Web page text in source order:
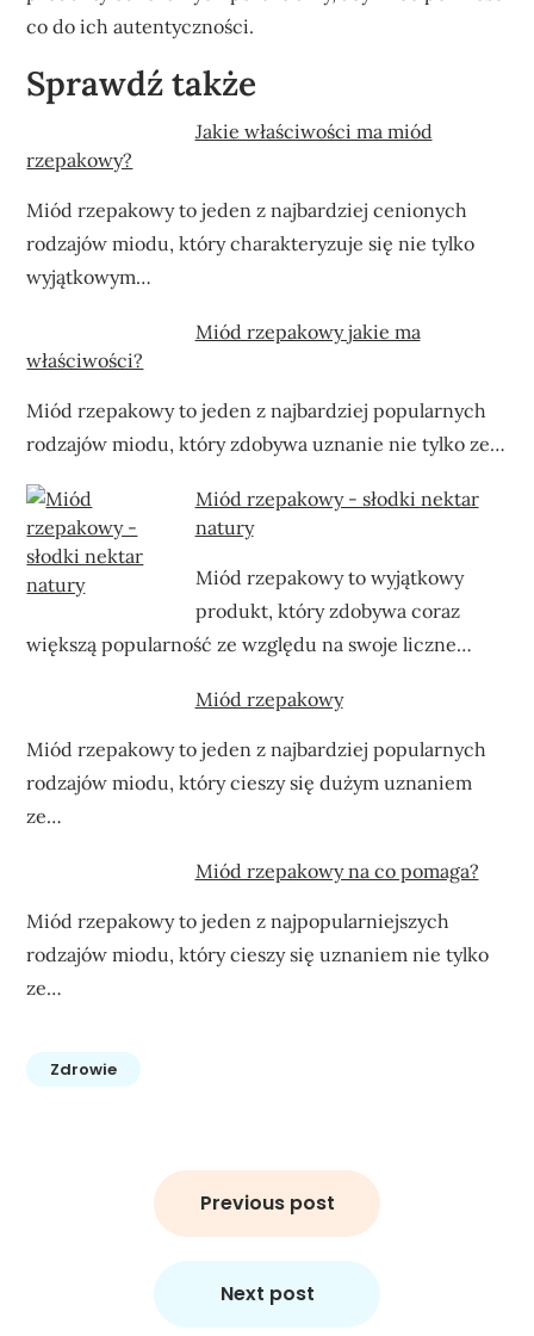
co do ich autentyczności.
Sprawdź także
Jakie właściwości ma miód
rzepakowy?
Miód rzepakowy to jeden z najbardziej cenionych
rodzajów miodu, który charakteryzuje się nie tylko
wyjątkowym…
Miód rzepakowy jakie ma
właściwości?
Miód rzepakowy to jeden z najbardziej popularnych
rodzajów miodu, który zdobywa uznanie nie tylko ze…
Miód rzepakowy - słodki nektar
natury
Miód rzepakowy to wyjątkowy
produkt, który zdobywa coraz
większą popularność ze względu na swoje liczne…
Miód rzepakowy
Miód rzepakowy to jeden z najbardziej popularnych
rodzajów miodu, który cieszy się dużym uznaniem
ze…
Miód rzepakowy na co pomaga?
Miód rzepakowy to jeden z najpopularniejszych
rodzajów miodu, który cieszy się uznaniem nie tylko
ze…
Zdrowie
Previous post
Next post